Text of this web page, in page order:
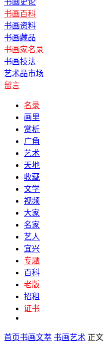
书画百科
书画资料
书画藏品
书画家名录
书画技法
艺术品市场
留言
名录
画里
赏析
广角
艺术
天地
收藏
文学
视频
大家
名家
艺人
宜兴
专题
百科
老版
招租
证书
首页书画文萃 书画艺术 正文